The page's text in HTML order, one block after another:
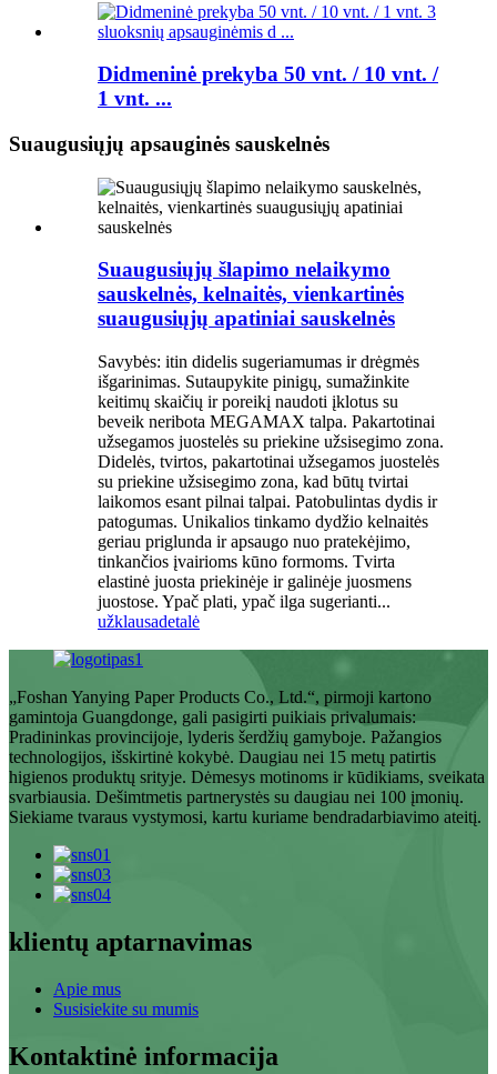
Didmeninė prekyba 50 vnt. / 10 vnt. /
1 ​​vnt. ...
Suaugusiųjų apsauginės sauskelnės
Suaugusiųjų šlapimo nelaikymo
sauskelnės, kelnaitės, vienkartinės
suaugusiųjų apatiniai sauskelnės
Savybės: itin didelis sugeriamumas ir drėgmės
išgarinimas. Sutaupykite pinigų, sumažinkite
keitimų skaičių ir poreikį naudoti įklotus su
beveik neribota MEGAMAX talpa. Pakartotinai
užsegamos juostelės su priekine užsisegimo zona.
Didelės, tvirtos, pakartotinai užsegamos juostelės
su priekine užsisegimo zona, kad būtų tvirtai
laikomos esant pilnai talpai. Patobulintas dydis ir
patogumas. Unikalios tinkamo dydžio kelnaitės
geriau priglunda ir apsaugo nuo pratekėjimo,
tinkančios įvairioms kūno formoms. Tvirta
elastinė juosta priekinėje ir galinėje juosmens
juostose. Ypač plati, ypač ilga sugerianti...
užklausadetalė
„Foshan Yanying Paper Products Co., Ltd.“, pirmoji kartono
gamintoja Guangdonge, gali pasigirti puikiais privalumais:
Pradininkas provincijoje, lyderis šerdžių gamyboje. Pažangios
technologijos, išskirtinė kokybė. Daugiau nei 15 metų patirtis
higienos produktų srityje. Dėmesys motinoms ir kūdikiams, sveikata
svarbiausia. Dešimtmetis partnerystės su daugiau nei 100 įmonių.
Siekiame tvaraus vystymosi, kartu kuriame bendradarbiavimo ateitį.
klientų aptarnavimas
Apie mus
Susisiekite su mumis
Kontaktinė informacija